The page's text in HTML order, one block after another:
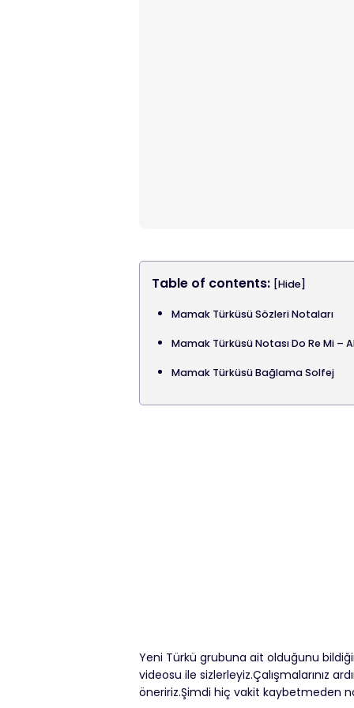
Table of contents: [Hide]
Mamak Türküsü Sözleri Notaları
Mamak Türküsü Notası Do Re Mi –
Mamak Türküsü Bağlama Solfej
Yeni Türkü grubuna ait olduğunu
videosu ile sizlerleyiz.Çalışmalarınız
öneririz.Şimdi hiç vakit kaybetmeden